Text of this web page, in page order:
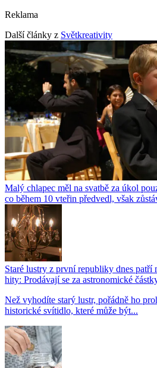
Reklama
Další články z Světkreativity
Malý chlapec měl na svatbě za úkol
co během 10 vteřin předvedl, však
Staré lustry z první republiky dnes patří
hity: Prodávají se za astronomické
Než vyhodíte starý lustr, pořádně ho
historické svítidlo, které může být...